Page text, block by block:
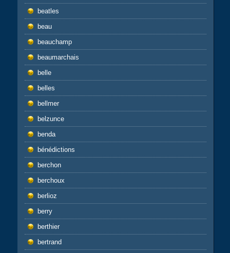
beatles
beau
beauchamp
beaumarchais
belle
belles
bellmer
belzunce
benda
bénédictions
berchon
berchoux
berlioz
berry
berthier
bertrand